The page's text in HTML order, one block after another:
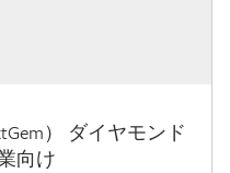
） ダイヤモンド
向け